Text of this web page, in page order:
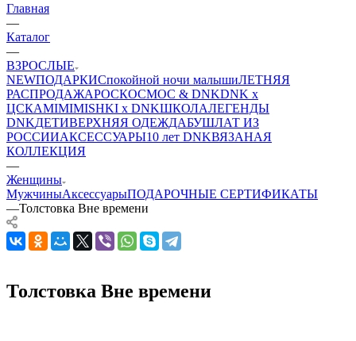
Главная
—
Каталог
—
ВЗРОСЛЫЕ
NEWПОДАРКИСпокойной ночи малышиЛЕТНЯЯ
РАСПРОДАЖАРОСКОСМОС & DNKDNK x
ЦСКАMIMIMISHKI x DNKШКОЛАЛЕГЕНДЫ
DNKДЕТИВЕРХНЯЯ ОДЕЖДАБУШЛАТ ИЗ
РОССИИАКСЕССУАРЫ10 лет DNKВЯЗАНАЯ
КОЛЛЕКЦИЯ
—
Женщины
МужчиныАксессуарыПОДАРОЧНЫЕ СЕРТИФИКАТЫ
—Толстовка Вне времени
Толстовка Вне времени